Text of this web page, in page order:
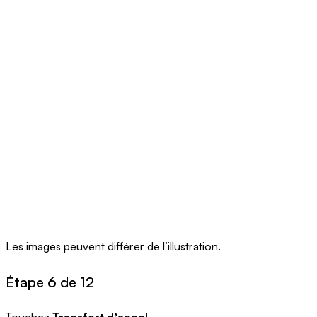
Les images peuvent différer de l’illustration.
Étape 6 de 12